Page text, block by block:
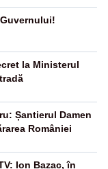
la Ministerul
Șantierul Damen
României
Ion Bazac, în